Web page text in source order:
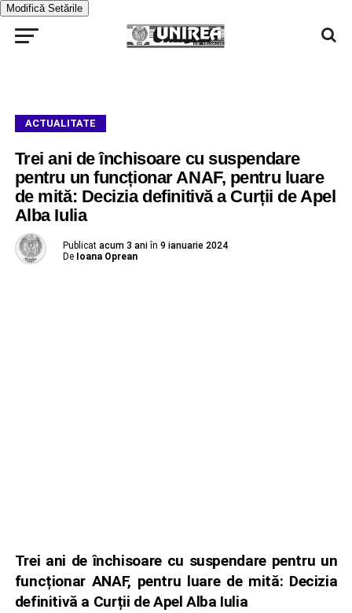
Modifică Setările
ACTUALITATE
Trei ani de închisoare cu suspendare
pentru un funcționar ANAF, pentru luare
de mită: Decizia definitivă a Curții de Apel
Alba Iulia
Publicat acum 3 ani în 9 ianuarie 2024
De Ioana Oprean
Trei ani de închisoare cu suspendare pentru un
funcționar ANAF, pentru luare de mită: Decizia
definitivă a Curții de Apel Alba Iulia